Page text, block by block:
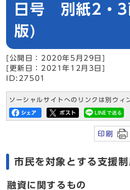
日号 別紙2・3
版)
[公開日：2020年5月29日]
[更新日：2021年12月3日]
ID:27501
ソーシャルサイトへのリンクは別ウィ
印刷
市民を対象とする支援
融資に関するもの